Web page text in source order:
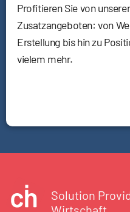
Profitieren Sie von
Zusatzangeboten: von
Erstellung bis hin zu
vielem mehr.
Solution